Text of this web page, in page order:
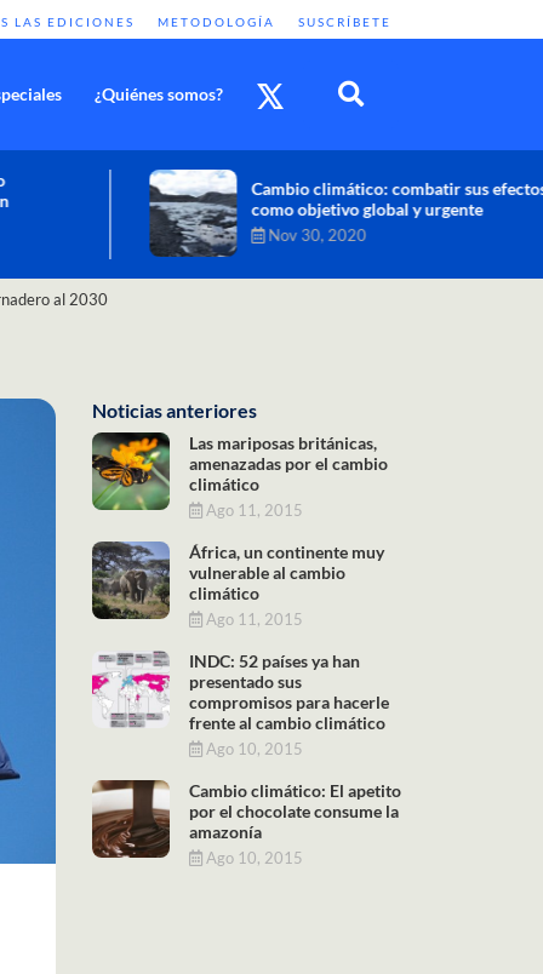
LAS EDICIONES METODOLOGÍA SUSCRÍBETE
¿Quiénes somos?
Cambio climático: combatir sus efectos
como objetivo global y urgente
Nov 30, 2020
al 2030
Noticias anteriores
Las mariposas británicas,
amenazadas por el cambio
climático
Ago 11, 2015
África, un continente muy
vulnerable al cambio
climático
Ago 11, 2015
INDC: 52 países ya han
presentado sus
compromisos para hacerle
frente al cambio climático
Ago 10, 2015
Cambio climático: El apetito
por el chocolate consume la
amazonía
Ago 10, 2015